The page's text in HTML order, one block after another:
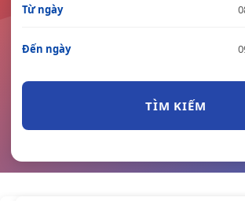
Từ ngày
Đến ngày
TÌM KIẾM